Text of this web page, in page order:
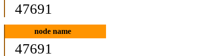
47691
node name
47691